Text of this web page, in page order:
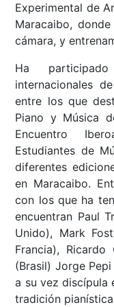
Experimental de
Maracaibo,
cámara, y
Ha
internacionales
entre los que
Piano y Música
Encuentro
Estudiantes de
diferentes
en Maracaibo.
con los que ha
encuentran Paul
Unido), Mark
Francia),
(Brasil) Jorge
a su vez discípula
tradición